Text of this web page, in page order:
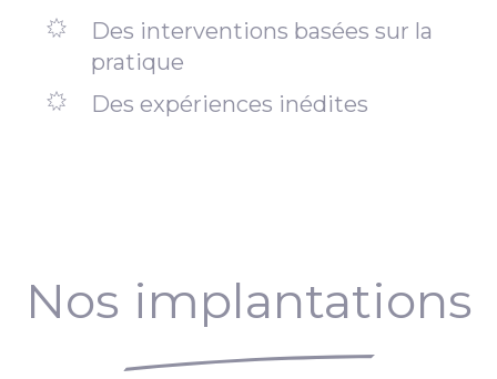
Des interventions basées sur la
pratique
Des expériences inédites
Nos implantations